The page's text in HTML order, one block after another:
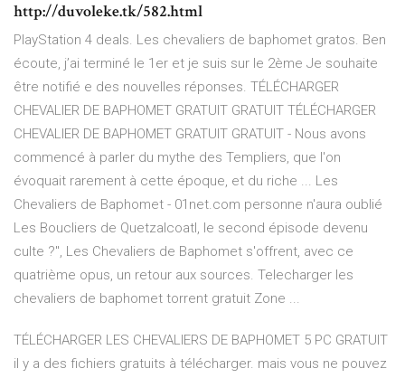
http://duvoleke.tk/582.html
PlayStation 4 deals. Les chevaliers de baphomet gratos. Ben
écoute, j’ai terminé le 1er et je suis sur le 2ème Je souhaite
être notifié e des nouvelles réponses. TÉLÉCHARGER
CHEVALIER DE BAPHOMET GRATUIT GRATUIT TÉLÉCHARGER
CHEVALIER DE BAPHOMET GRATUIT GRATUIT - Nous avons
commencé à parler du mythe des Templiers, que l'on
évoquait rarement à cette époque, et du riche ... Les
Chevaliers de Baphomet - 01net.com personne n'aura oublié
Les Boucliers de Quetzalcoatl, le second épisode devenu
culte ?", Les Chevaliers de Baphomet s'offrent, avec ce
quatrième opus, un retour aux sources. Telecharger les
chevaliers de baphomet torrent gratuit Zone ...
TÉLÉCHARGER LES CHEVALIERS DE BAPHOMET 5 PC GRATUIT
il y a des fichiers gratuits à télécharger. mais vous ne pouvez